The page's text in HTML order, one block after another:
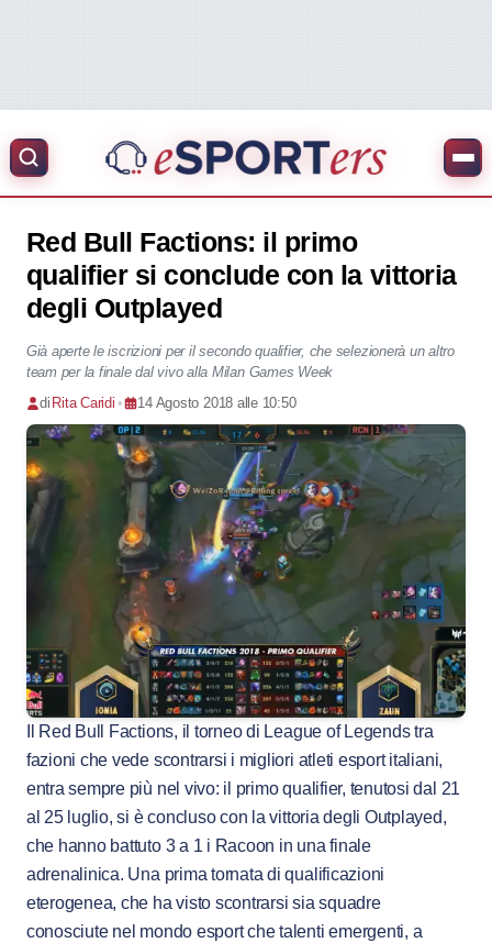
Red Bull Factions: il primo
qualifier si conclude con la vittoria
degli Outplayed
Già aperte le iscrizioni per il secondo qualifier, che selezionerà un altro
team per la finale dal vivo alla Milan Games Week
di Rita Caridi • 14 Agosto 2018 alle 10:50
Il Red Bull Factions, il torneo di League of Legends tra
fazioni che vede scontrarsi i migliori atleti esport italiani,
entra sempre più nel vivo: il primo qualifier, tenutosi dal 21
al 25 luglio, si è concluso con la vittoria degli Outplayed,
che hanno battuto 3 a 1 i Racoon in una finale
adrenalinica. Una prima tornata di qualificazioni
eterogenea, che ha visto scontrarsi sia squadre
conosciute nel mondo esport che talenti emergenti, a